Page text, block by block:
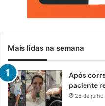
Mais lidas na semana
Após
paciente
28 de julho